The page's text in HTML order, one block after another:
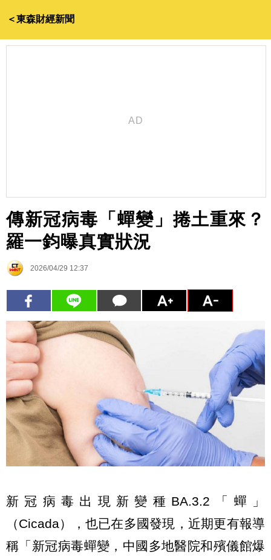
＜東森財經新聞
傳新冠病毒「蟬變」捲土重來？
羅一鈞曝真實狀況
2026/04/29 12:37
新冠病毒出現新變種BA.3.2「蟬」
（Cicada），也已在多國發現，近期更有報導
稱「新冠病毒蟬變，中國多地醫院和殯儀館爆